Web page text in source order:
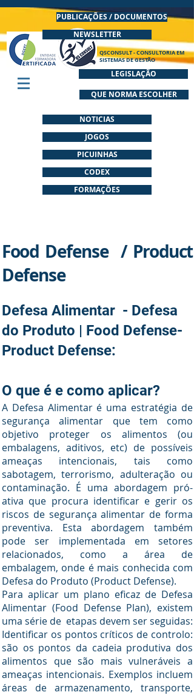
QSCONSULT - CONSULTORIA EM
SISTEMAS DE GESTÃO
LEGISLAÇÃO
QUE NORMA ESCOLHER
NOTICIAS
JOGOS
PICUINHAS
CODEX
FORMAÇÕES
PUBLICAÇÕES / DOCUMENTOS
NEWSLETTER
Food Defense / Product
Defense
Defesa Alimentar - Defesa
do Produto | Food Defense-
Product Defense:
O que é e como aplicar?
A Defesa Alimentar é uma estratégia de
segurança alimentar que tem como
objetivo proteger os alimentos (ou
embalagens, aditivos, etc) de possíveis
ameaças intencionais, tais como
sabotagem, terrorismo, adulteração ou
contaminação. É uma abordagem pró-
ativa que procura identificar e gerir os
riscos de segurança alimentar de forma
preventiva. Esta abordagem também
pode ser implementada em setores
relacionados, como a área de
embalagem, onde é mais conhecida com
Defesa do Produto (Product Defense).
Para aplicar um plano eficaz de Defesa
Alimentar (Food Defense Plan), existem
uma série de etapas devem ser seguidas:
Identificar os pontos críticos de controlo:
são os pontos da cadeia produtiva dos
alimentos que são mais vulneráveis a
ameaças intencionais. Exemplos incluem
áreas de armazenamento, transporte,